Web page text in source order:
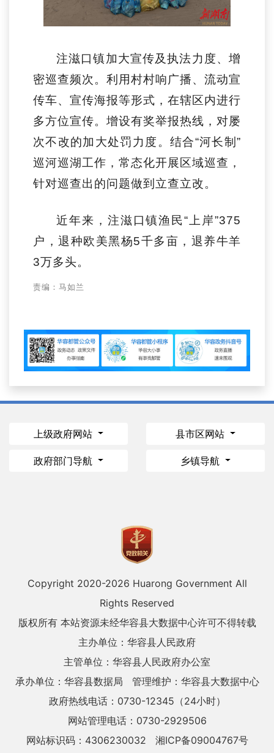
注滋口镇加大宣传及执法力度、增
密巡查频次。利用村村响广播、流动宣
传车、宣传海报等形式，在辖区内进行
多方位宣传。增设有奖举报热线，对屡
次不改的加大处罚力度。结合“河长制”
巡河巡湖工作，常态化开展区域巡查，
针对巡查出的问题做到立查立改。
近年来，注滋口镇渔民“上岸”375
户，退种欧美黑杨5千多亩，退养牛羊
3万多头。
责编：马如兰
上级政府网站 县市区网站
政府部门导航 乡镇导航
Copyright 2020-2026 Huarong Government All
Rights Reserved
版权所有 本站资源未经华容县大数据中心许可不得转载
主办单位：华容县人民政府
主管单位：华容县人民政府办公室
承办单位：华容县数据局
管理维护：华容县大数据中心
政府热线电话：0730-12345（24小时）
网站管理电话：0730-2929506
网站标识码：4306230032
湘ICP备09004767号